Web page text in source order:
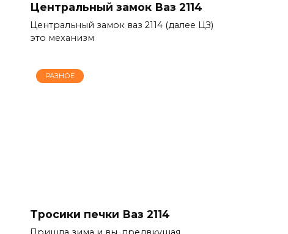
Центральный замок Ваз 2114
Центральный замок ваз 2114 (далее ЦЗ)
это механизм
РАЗНОЕ
Тросики печки Ваз 2114